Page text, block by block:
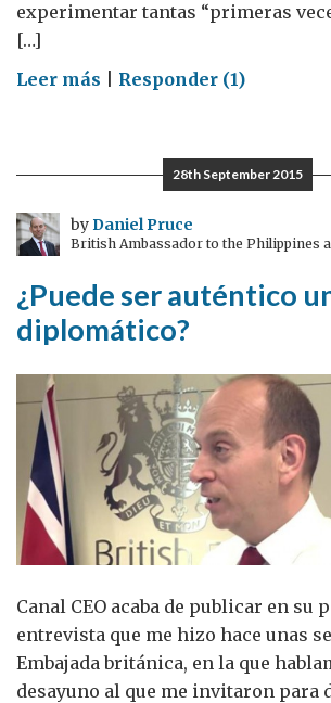
experimentar tantas “primeras
[…]
Leer más onResponder (1)
28th September 2015
byDaniel Pruce
British Ambassador to the Philippines
¿Puede ser auténtico
diplomático?
Canal CEO acaba de publicar en su
entrevista que me hizo hace unas
Embajada británica, en la que
desayuno al que me invitaron para